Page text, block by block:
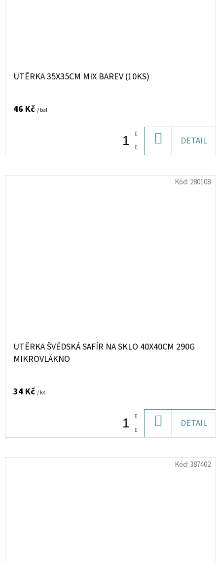
UTĚRKA 35X35CM MIX BAREV (10KS)
46 Kč / bal
KOŠÍKU
DETAIL
UTĚRKA ŠVÉDSKÁ SAFÍR NA SKLO 40X40CM 290G
MIKROVLÁKNO
34 Kč / ks
KOŠÍKU
DETAIL
Kód: 280108
Kód:387402